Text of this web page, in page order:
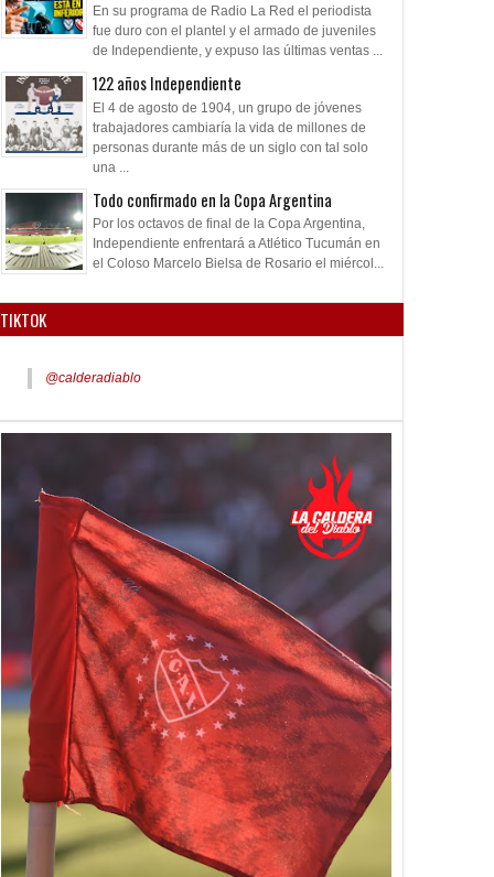
En su programa de Radio La Red el periodista
fue duro con el plantel y el armado de juveniles
de Independiente, y expuso las últimas ventas ...
122 años Independiente
El 4 de agosto de 1904, un grupo de jóvenes
trabajadores cambiaría la vida de millones de
personas durante más de un siglo con tal solo
una ...
Todo confirmado en la Copa Argentina
Por los octavos de final de la Copa Argentina,
Independiente enfrentará a Atlético Tucumán en
el Coloso Marcelo Bielsa de Rosario el miércol...
TIKTOK
@calderadiablo